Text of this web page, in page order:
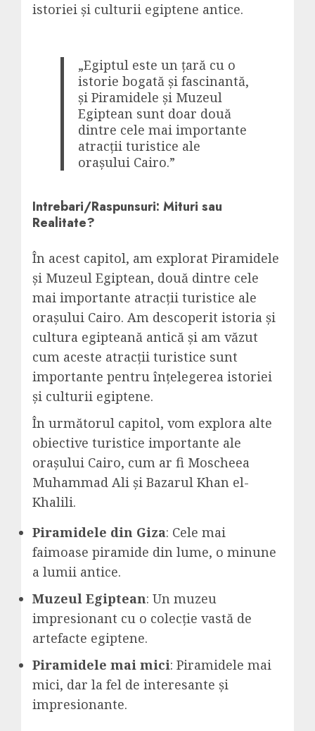
istoriei și culturii egiptene antice.
„Egiptul este un țară cu o
istorie bogată și fascinantă,
și Piramidele și Muzeul
Egiptean sunt doar două
dintre cele mai importante
atracții turistice ale
orașului Cairo.”
Intrebari/Raspunsuri: Mituri sau
Realitate?
În acest capitol, am explorat Piramidele
și Muzeul Egiptean, două dintre cele
mai importante atracții turistice ale
orașului Cairo. Am descoperit istoria și
cultura egipteană antică și am văzut
cum aceste atracții turistice sunt
importante pentru înțelegerea istoriei
și culturii egiptene.
În următorul capitol, vom explora alte
obiective turistice importante ale
orașului Cairo, cum ar fi Moscheea
Muhammad Ali și Bazarul Khan el-
Khalili.
Piramidele din Giza: Cele mai
faimoase piramide din lume, o minune
a lumii antice.
Muzeul Egiptean: Un muzeu
impresionant cu o colecție vastă de
artefacte egiptene.
Piramidele mai mici: Piramidele mai
mici, dar la fel de interesante și
impresionante.